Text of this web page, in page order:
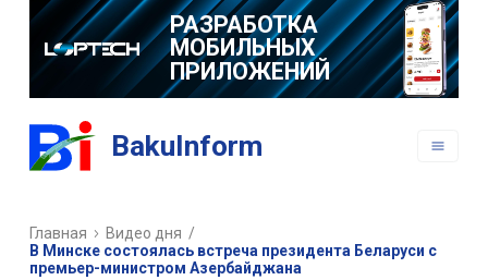
РАЗРАБОТКА
МОБИЛЬНЫХ
ПРИЛОЖЕНИЙ
BakuInform
Главная Видео дня /
В Минске состоялась встреча президента Беларуси с
премьер-министром Азербайджана